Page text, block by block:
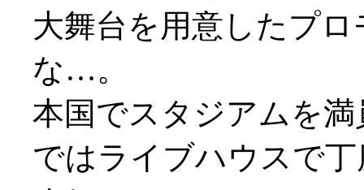
大舞台を用意したプ
な…。
本国でスタジアムを
ではライブハウスで